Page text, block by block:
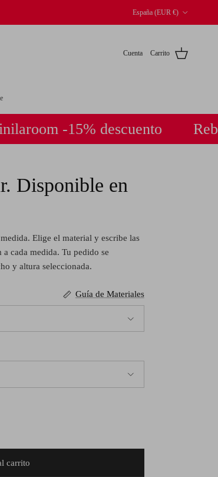
España (EUR €)
Cuenta Carrito
-15% descuento Rebajas
Disponible en
Elige el material y escribe las
cada medida. Tu pedido se
y altura seleccionada.
Guía de Materiales
carrito